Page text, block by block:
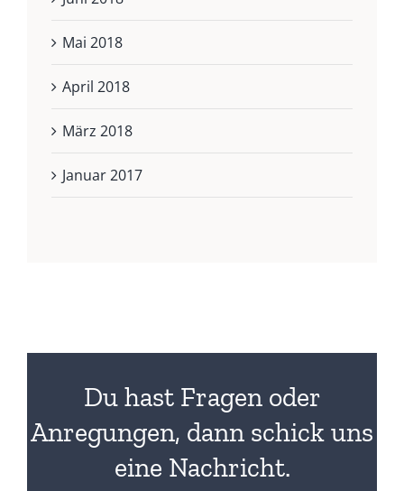
Mai 2018
April 2018
März 2018
Januar 2017
Du hast Fragen oder
Anregungen, dann schick uns
eine Nachricht.